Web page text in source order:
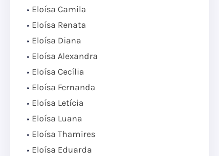
Eloísa Camila
Eloísa Renata
Eloísa Diana
Eloísa Alexandra
Eloísa Cecília
Eloísa Fernanda
Eloísa Letícia
Eloísa Luana
Eloísa Thamires
Eloísa Eduarda